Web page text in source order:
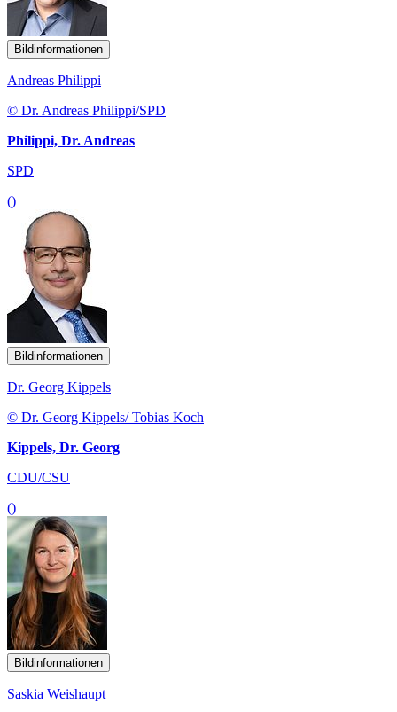
Bildinformationen
Andreas Philippi
© Dr. Andreas Philippi/SPD
Philippi, Dr. Andreas
SPD
()
Bildinformationen
Dr. Georg Kippels
© Dr. Georg Kippels/ Tobias Koch
Kippels, Dr. Georg
CDU/CSU
()
Bildinformationen
Saskia Weishaupt